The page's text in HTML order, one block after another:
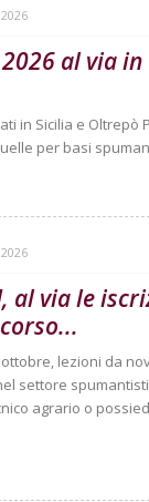
al via in
in Sicilia e Oltrepò
per basi
al via le
lezioni da
settore
agrario o